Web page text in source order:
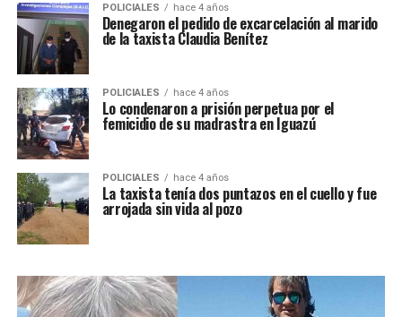
POLICIALES hace 4 años
Denegaron el pedido de excarcelación al marido
de la taxista Claudia Benítez
POLICIALES hace 4 años
Lo condenaron a prisión perpetua por el
femicidio de su madrastra en Iguazú
POLICIALES hace 4 años
La taxista tenía dos puntazos en el cuello y fue
arrojada sin vida al pozo